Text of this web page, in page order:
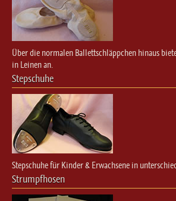
Über die normalen Ballettschläppchen hinaus
in Leinen an.
Stepschuhe
Stepschuhe für Kinder & Erwachsene in
Strumpfhosen